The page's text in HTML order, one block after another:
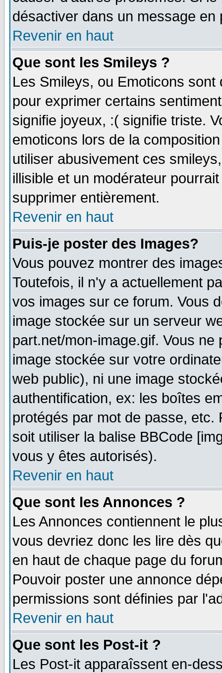
désactiver dans un message
Revenir en haut
Que sont les Smileys ?
Les Smileys, ou Emoticons
pour exprimer certains
signifie joyeux, :( signifie triste.
emoticons lors de la
utiliser abusivement ces
illisible et un modérateur
supprimer entièrement.
Revenir en haut
Puis-je poster des Images?
Vous pouvez montrer des
Toutefois, il n'y a actuellement
vos images sur ce forum. Vous
image stockée sur un serveur
part.net/mon-image.gif. Vous
image stockée sur votre
web public), ni une image
authentification, ex: les boîtes
protégés par mot de passe,
soit utiliser la balise BBCode
vous y êtes autorisés).
Revenir en haut
Que sont les Annonces ?
Les Annonces contiennent le
vous devriez donc les lire dès
en haut de chaque page du
Pouvoir poster une annonce
permissions sont définies par
Revenir en haut
Que sont les Post-it ?
Les Post-it apparaîssent en-